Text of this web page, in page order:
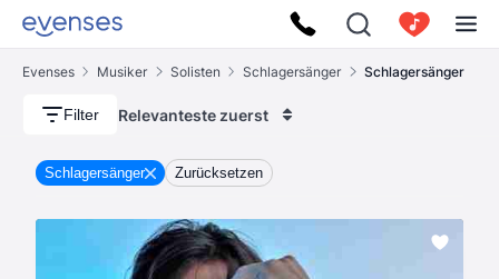
Evenses Musiker Solisten Schlagersänger Schlagersänger
Filter Relevanteste zuerst
Schlagersänger Zurücksetzen